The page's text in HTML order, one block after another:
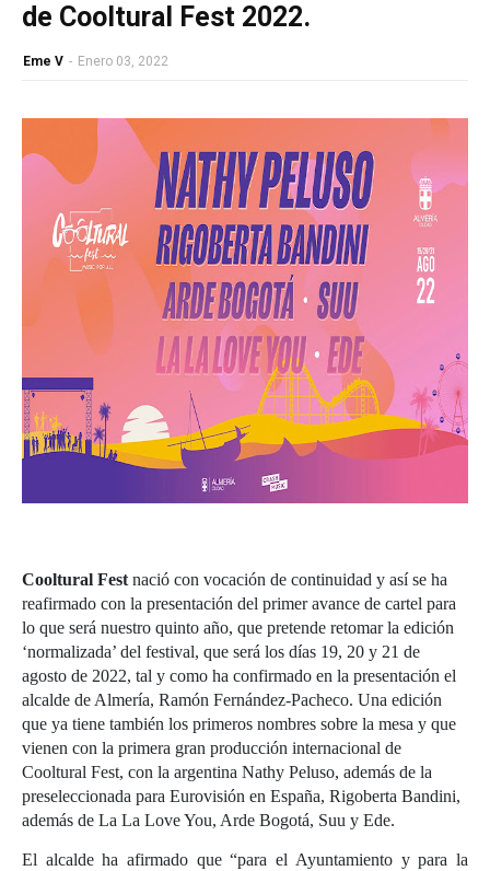
de Cooltural Fest 2022.
Eme V - Enero 03, 2022
Cooltural Fest nació con vocación de continuidad y así se ha
reafirmado con la presentación del primer avance de cartel para
lo que será nuestro quinto año, que pretende retomar la edición
‘normalizada’ del festival, que será los días 19, 20 y 21 de
agosto de 2022, tal y como ha confirmado en la presentación el
alcalde de Almería, Ramón Fernández-Pacheco. Una edición
que ya tiene también los primeros nombres sobre la mesa y que
vienen con la primera gran producción internacional de
Cooltural Fest, con la argentina Nathy Peluso, además de la
preseleccionada para Eurovisión en España, Rigoberta Bandini,
además de La La Love You, Arde Bogotá, Suu y Ede.
El alcalde ha afirmado que “para el Ayuntamiento y para la